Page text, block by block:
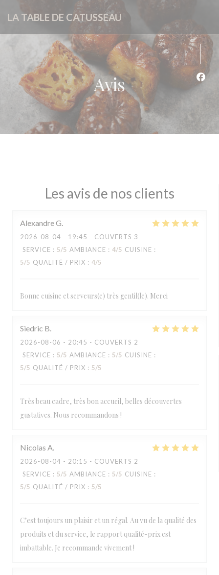
Personnalisation de vos choix en matière de cookies
LA TABLE DE CATUSSEAU
Avis
Les avis de nos clients
AlexandreG
2026-08-04 - 19:45 - COUVERTS 3
SERVICE : 5/5 AMBIANCE : 4/5 CUISINE :
5/5 QUALITÉ / PRIX : 4/5
Bonne cuisine et serveurs(e) très gentil(le). Merci
Siedric B
2026-08-06 - 20:45 - COUVERTS 2
SERVICE : 5/5 AMBIANCE : 5/5 CUISINE :
5/5 QUALITÉ / PRIX : 5/5
Très beau cadre, très bon accueil, belles découvertes
gustatives. Nous recommandons !
Nicolas A
2026-08-04 - 20:15 - COUVERTS 2
SERVICE : 5/5 AMBIANCE : 5/5 CUISINE :
5/5 QUALITÉ / PRIX : 5/5
C’est toujours un plaisir et un régal. Au vu de la qualité des
produits et du service, le rapport qualité-prix est
imbattable. Je recommande vivement !